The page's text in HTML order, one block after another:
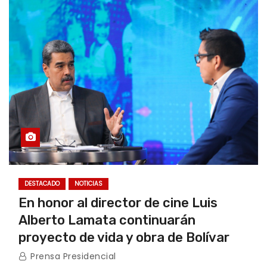
DESTACADO NOTICIAS
En honor al director de cine Luis
Alberto Lamata continuarán
proyecto de vida y obra de Bolívar
Prensa Presidencial